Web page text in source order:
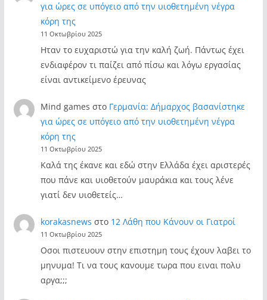
για ώρες σε υπόγειο από την υιοθετημένη νέγρα
κόρη της
11 Οκτωβρίου 2025
Ηταν το ευχαριστώ για την καλή ζωή. Πάντως έχει
ενδιαφέρον τι παίζει από πίσω και λόγω εργασίας
είναι αντικείμενο έρευνας
Mind games στο Γερμανία: Δήμαρχος βασανίστηκε
για ώρες σε υπόγειο από την υιοθετημένη νέγρα
κόρη της
11 Οκτωβρίου 2025
Καλά της έκανε και εδώ στην Ελλάδα έχει αριστερές
που πάνε και υιοθετούν μαυράκια και τους λένε
γιατί δεν υιοθετείς…
korakasnews στο 12 Λάθη που Κάνουν οι Γιατροί
11 Οκτωβρίου 2025
Οσοι πιστευουν στην επιστημη τους έχουν λαβει το
μηνυμα! Τι να τους κανουμε τωρα που ειναι πολυ
αργα;;;